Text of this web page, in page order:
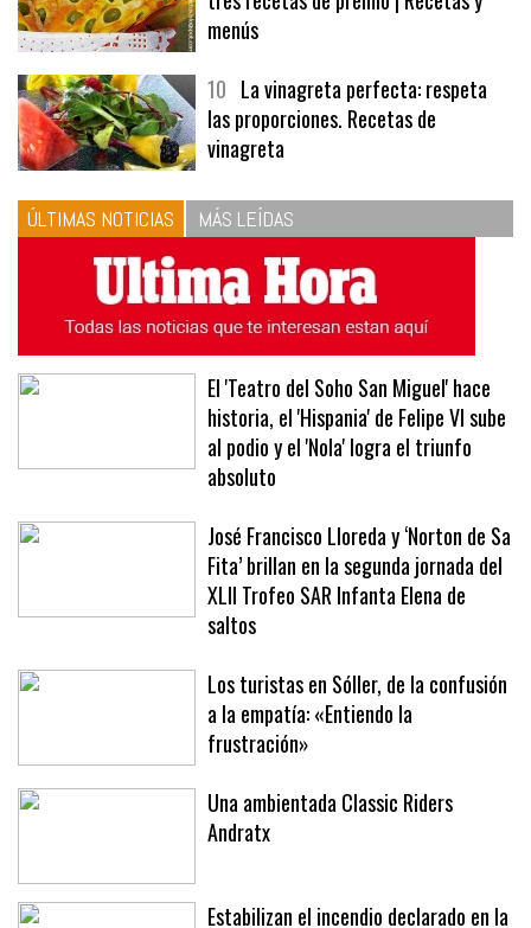
9Panecillos, gazpacho y bavarois,
tres recetas de premio | Recetas y
menús
10La vinagreta perfecta: respeta
las proporciones. Recetas de
vinagreta
ÚLTIMAS NOTICIAS MÁS LEÍDAS
El 'Teatro del Soho San Miguel' hace
historia, el 'Hispania' de Felipe VI sube
al podio y el 'Nola' logra el triunfo
absoluto
José Francisco Lloreda y ‘Norton de Sa
Fita’ brillan en la segunda jornada del
XLII Trofeo SAR Infanta Elena de
saltos
Los turistas en Sóller, de la confusión
a la empatía: «Entiendo la
frustración»
Una ambientada Classic Riders